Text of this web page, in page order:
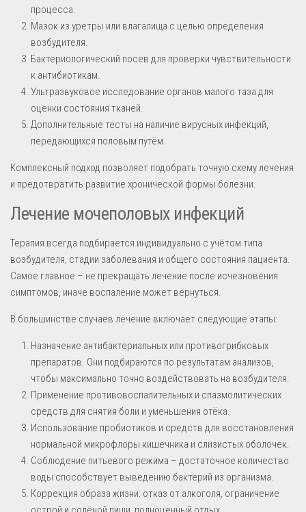
процесса.
Мазок из уретры или влагалища с целью определения
возбудителя.
Бактериологический посев для проверки чувствительности
к антибиотикам.
Ультразвуковое исследование органов малого таза для
оценки состояния тканей.
Дополнительные тесты на наличие вирусных инфекций,
передающихся половым путём.
Комплексный подход позволяет подобрать точную схему лечения
и предотвратить развитие хронической формы болезни.
Лечение мочеполовых инфекций
Терапия всегда подбирается индивидуально с учётом типа
возбудителя, стадии заболевания и общего состояния пациента.
Самое главное – не прекращать лечение после исчезновения
симптомов, иначе воспаление может вернуться.
В большинстве случаев лечение включает следующие этапы:
Назначение антибактериальных или противогрибковых
препаратов. Они подбираются по результатам анализов,
чтобы максимально точно воздействовать на возбудителя.
Применение противовоспалительных и спазмолитических
средств для снятия боли и уменьшения отёка.
Использование пробиотиков и средств для восстановления
нормальной микрофлоры кишечника и слизистых оболочек.
Соблюдение питьевого режима – достаточное количество
воды способствует выведению бактерий из организма.
Коррекция образа жизни: отказ от алкоголя, ограничение